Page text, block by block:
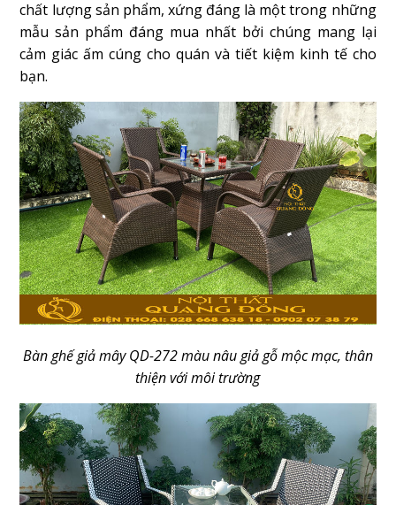
chất lượng sản phẩm, xứng đáng là một trong những
mẫu sản phẩm đáng mua nhất bởi chúng mang lại
cảm giác ấm cúng cho quán và tiết kiệm kinh tế cho
bạn.
Bàn ghế giả mây QD-272 màu nâu giả gỗ mộc mạc, thân
thiện với môi trường